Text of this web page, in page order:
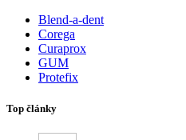
Blend-a-dent
Corega
Curaprox
GUM
Protefix
Top články